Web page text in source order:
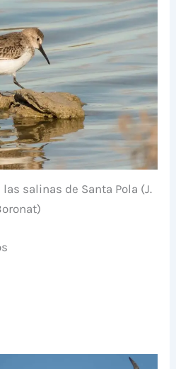
salinas de Santa Pola (J.